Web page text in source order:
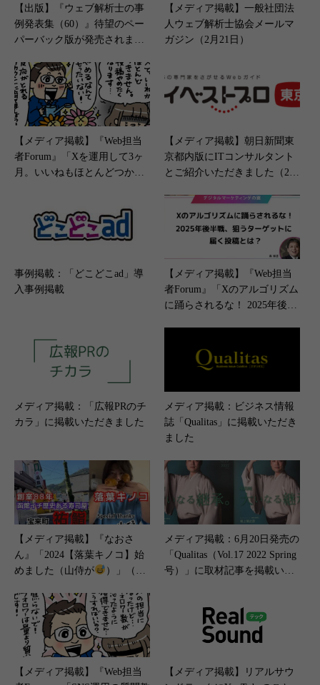
【出版】『ウェブ解析士の事
例発表集（60）』待望のペー
パーバック版が発売されまし
【メディア掲載】一般社団法
人ウェブ解析士協会メールマ
ガジン（2月21日）
【メディア掲載】『Web担当
者Forum』「Xを運用して3ヶ
月。いいねもほとんどつか
024年11月21日）
【メディア掲載】朝日新聞東
京都内版にITコンサルタント
とご紹介いただきました（202
事例掲載：「どこどこad」導
入事例掲載
【メディア掲載】『Web担当
者Forum』「Xのアルゴリズム
に踊らされるな！ 2025年後半
メディア掲載：「広報PRのチ
カラ」に掲載いただきました
メディア掲載：ビジネス情報
誌「Qualitas」に掲載いただき
ました
【メディア掲載】『なおさ
ん』「2024【落葉キノコ】始
めました（山侍が
）」（20
メディア掲載：6月20日発売の
「Qualitas（Vol.17 2022 Spring
号）」に取材記事を掲載いた
【メディア掲載】『Web担当
【メディア掲載】リアルサウ